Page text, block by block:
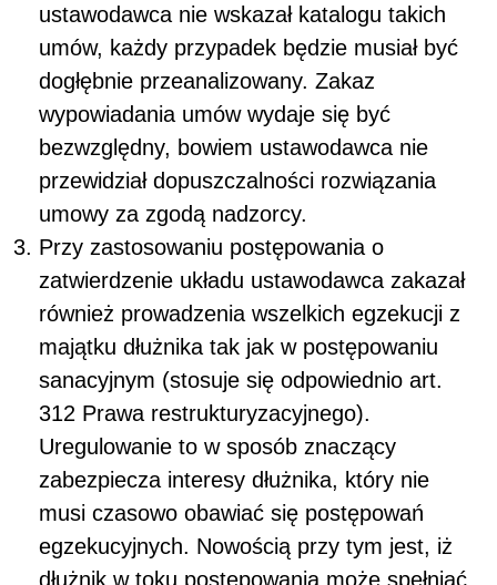
ustawodawca nie wskazał katalogu takich
umów, każdy przypadek będzie musiał być
dogłębnie przeanalizowany. Zakaz
wypowiadania umów wydaje się być
bezwzględny, bowiem ustawodawca nie
przewidział dopuszczalności rozwiązania
umowy za zgodą nadzorcy.
Przy zastosowaniu postępowania o
zatwierdzenie układu ustawodawca zakazał
również prowadzenia wszelkich egzekucji z
majątku dłużnika tak jak w postępowaniu
sanacyjnym (stosuje się odpowiednio art.
312 Prawa restrukturyzacyjnego).
Uregulowanie to w sposób znaczący
zabezpiecza interesy dłużnika, który nie
musi czasowo obawiać się postępowań
egzekucyjnych. Nowością przy tym jest, iż
dłużnik w toku postępowania może spełniać